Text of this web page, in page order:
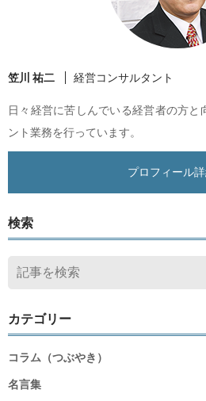
笠川 祐二 経営コンサルタント
日々経営に苦しんでいる経営者の方と
ント業務を行っています。
プロフィール
検索
カテゴリー
コラム（つぶやき）
名言集